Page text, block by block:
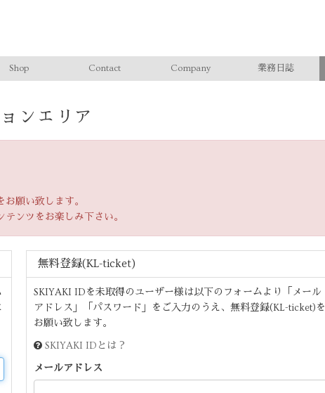
Shop Contact Company 業務日誌
ンエリア
願い致します。
ンツをお楽しみ下さい。
無料登録(KL-ticket)
SKIYAKI IDを未取得のユーザー様は以下のフォームより「メール
アドレス」「パスワード」をご入力のうえ、無料登録(KL-ticket)を
お願い致します。
SKIYAKI IDとは？
メールアドレス